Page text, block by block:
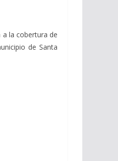
la cobertura de
de Santa